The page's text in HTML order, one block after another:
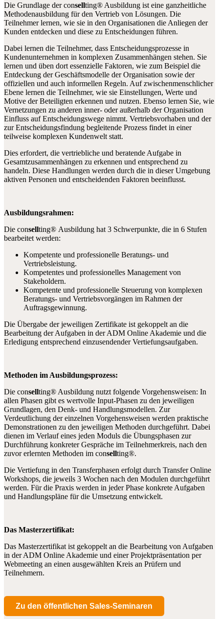
Die Grundlage der consellting® Ausbildung ist eine ganzheitliche
Methodenausbildung für den Vertrieb von Lösungen. Die
Teilnehmer lernen, wie sie in den Organisationen die Anliegen der
Kunden entdecken und diese zu Entscheidungen führen.
Dabei lernen die Teilnehmer, dass Entscheidungsprozesse in
Kundenunternehmen in komplexen Zusammenhängen stehen. Sie
lernen und üben dort essenzielle Faktoren, wie zum Beispiel die
Entdeckung der Geschäftsmodelle der Organisation sowie der
offiziellen und auch informellen Regeln. Auf zwischenmenschlicher
Ebene lernen die Teilnehmer, wie sie Einstellungen, Werte und
Motive der Beteiligten erkennen und nutzen. Ebenso lernen Sie, wie
Vernetzungen zu anderen inner- oder außerhalb der Organisation
Einfluss auf Entscheidungswege nimmt. Vertriebsvorhaben und der
zur Entscheidungsfindung begleitende Prozess findet in einer
teilweise komplexen Kundenwelt statt.
Dies erfordert, die vertriebliche und beratende Aufgabe in
Gesamtzusammenhängen zu erkennen und entsprechend zu
handeln. Diese Handlungen werden durch die in dieser Umgebung
aktiven Personen und entscheidenden Faktoren beeinflusst.
Ausbildungsrahmen:
Die consellting® Ausbildung hat 3 Schwerpunkte, die in 6 Stufen
bearbeitet werden:
Kompetente und professionelle Beratungs- und
Vertriebsleistung.
Kompetentes und professionelles Management von
Stakeholdern.
Kompetente und professionelle Steuerung von komplexen
Beratungs- und Vertriebsvorgängen im Rahmen der
Auftragsgewinnung.
Die Übergabe der jeweiligen Zertifikate ist gekoppelt an die
Bearbeitung der Aufgaben in der ADM Online Akademie und die
Erledigung entsprechend einzusendender Vertiefungsaufgaben.
Methoden im Ausbildungsprozess:
Die consellting® Ausbildung nutzt folgende Vorgehensweisen: In
allen Phasen gibt es wertvolle Input-Phasen zu den jeweiligen
Grundlagen, den Denk- und Handlungsmodellen. Zur
Verdeutlichung der einzelnen Vorgehensweisen werden praktische
Demonstrationen zu den jeweiligen Methoden durchgeführt. Dabei
dienen im Verlauf eines jeden Moduls die Übungsphasen zur
Durchführung konkreter Gespräche im Teilnehmerkreis, nach den
zuvor erlernten Methoden im consellting®.
Die Vertiefung in den Transferphasen erfolgt durch Transfer Online
Workshops, die jeweils 3 Wochen nach den Modulen durchgeführt
werden. Für die Praxis werden in jeder Phase konkrete Aufgaben
und Handlungspläne für die Umsetzung entwickelt.
Das Masterzertifikat:
Das Masterzertifikat ist gekoppelt an die Bearbeitung von Aufgaben
in der ADM Online Akademie und einer Projektpräsentation per
Webmeeting an einen ausgewählten Kreis an Prüfern und
Teilnehmern.
Zu den öffentlichen Sales-Seminaren